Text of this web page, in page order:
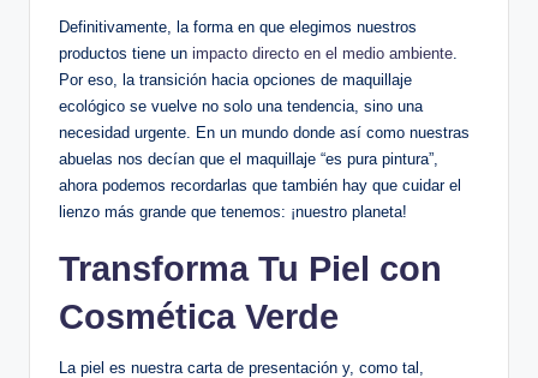
Definitivamente, la forma en que elegimos nuestros
productos tiene un impacto directo en el medio ambiente
Por eso, la transición hacia opciones de maquillaje
ecológico se vuelve no solo una tendencia, sino una
necesidad urgente. En un mundo donde así como nuestras
abuelas nos decían que el maquillaje “es pura pintura”,
ahora podemos recordarlas que también hay que cuidar el
lienzo más grande que tenemos: ¡nuestro planeta!
Transforma Tu Piel con
Cosmética Verde
La piel es nuestra carta de presentación y, como tal,